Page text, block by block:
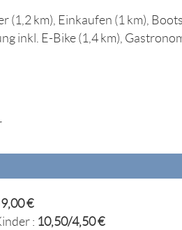
(1,2 km), Einkaufen (1 km),
inkl. E-Bike (1,4 km),
€
: 10,50/4,50 €